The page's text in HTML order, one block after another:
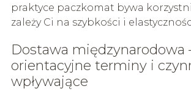
praktyce paczkomat bywa
zależy Ci na szybkości i
Dostawa międzynarodowa
orientacyjne terminy i
wpływające